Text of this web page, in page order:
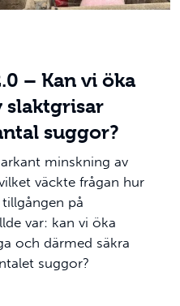
– Kan vi öka
slaktgrisar
suggor?
minskning av
väckte frågan hur
på
var: kan vi öka
och därmed säkra
suggor?